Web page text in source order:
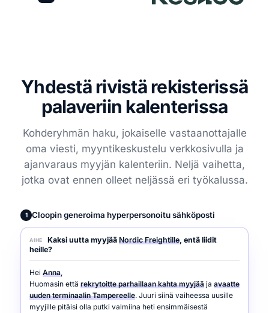
Yhdestä rivistä rekisterissä
palaveriin kalenterissa
Kohderyhmän haku, jokaiselle vastaanottajalle
oma viesti, myyntikeskustelu verkkosivulla ja
ajanvaraus myyjän kalenteriin. Neljä vaihetta,
jotka ovat ennen olleet neljässä eri työkalussa.
1 Cloopin generoima hyperpersonoitu sähköposti
AIHE Kaksi uutta myyjääNordic Freightille, entä liidit
heille?
Hei Anna,
Huomasin että rekrytoitte parhaillaan kahta myyjää ja avaatte
uuden terminaalin Tampereelle. Juuri siinä vaiheessa uusille
myyjille pitäisi olla putki valmiina heti ensimmäisestä